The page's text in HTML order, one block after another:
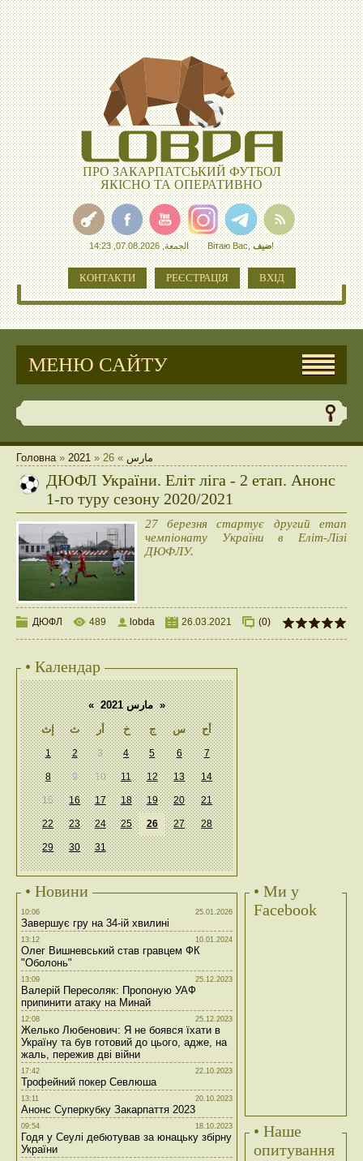
ПРО ЗАКАРПАТСЬКИЙ ФУТБОЛ
ЯКІСНО ТА ОПЕРАТИВНО
الجمعة, 07.08.2026, 14:23 Вітаю Вас,ضيف!
КОНТАКТИ РЕЄСТРАЦІЯ ВХІД
МЕНЮ САЙТУ
Головна» 2021 » مارس »
26
ДЮФЛ України. Еліт ліга - 2 етап. Анонс
1-го туру сезону 2020/2021
27 березня стартує другий етап
чемпіонату України в Еліт-Лізі
ДЮФЛУ.
ДЮФЛ 489 lobda 26.03.2021 (0)
• Календар
« مارس 2021 »
إث
ث أر خ ج س أح
1 2 3 4 5 6 7
8 9 10 11 12 13 14
15 16 17 18 19 20 21
22 23 24 25 26 27 28
29 30 31
• Новини
10:06 25.01.2026
Завершує гру на 34-ій хвилині
13:12 10.01.2024
Олег Вишневський став гравцем ФК
"Оболонь"
13:09 25.12.2023
Валерій Пересоляк: Пропоную УАФ
припинити атаку на Минай
12:08 25.12.2023
Желько Любенович: Я не боявся їхати в
Україну та був готовий до цього, адже, на
жаль, пережив дві війни
17:42 22.10.2023
Трофейний покер Севлюша
13:11 20.10.2023
Анонс Суперкубку Закарпаття 2023
09:54 18.10.2023
Годя у Сеулі дебютував за юнацьку збірну
України
• Ми у
Facebook
• Наше
опитування